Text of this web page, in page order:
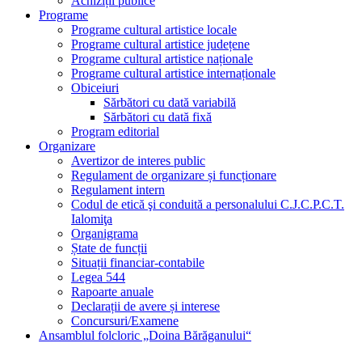
Programe
Programe cultural artistice locale
Programe cultural artistice județene
Programe cultural artistice naționale
Programe cultural artistice internaționale
Obiceiuri
Sărbători cu dată variabilă
Sărbători cu dată fixă
Program editorial
Organizare
Avertizor de interes public
Regulament de organizare și funcționare
Regulament intern
Codul de etică şi conduită a personalului C.J.C.P.C.T.
Ialomiţa
Organigrama
Ștate de funcții
Situații financiar-contabile
Legea 544
Rapoarte anuale
Declarații de avere și interese
Concursuri/Examene
Ansamblul folcloric „Doina Bărăganului“